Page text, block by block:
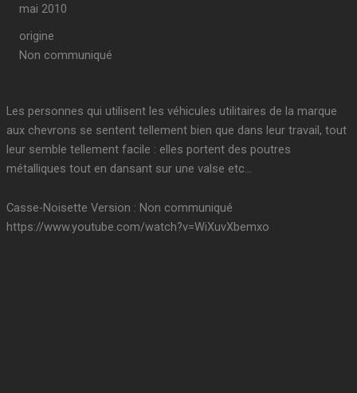
mai 2010
origine
Non communiqué
Les personnes qui utilisent les véhicules utilitaires de la marque
aux chevrons se sentent tellement bien que dans leur travail, tout
leur semble tellement facile : elles portent des poutres
métalliques tout en dansant sur une valse etc…
Casse-Noisette Version : Non communiqué
https://www.youtube.com/watch?v=WiXuvXbemxo